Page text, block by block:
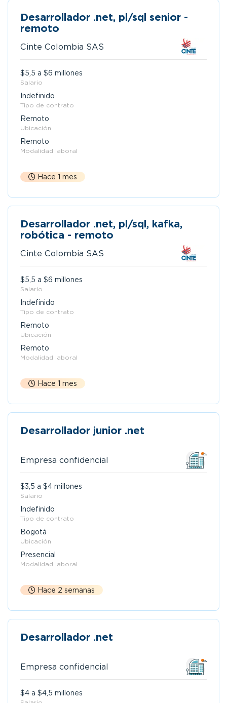
Desarrollador .net, pl/sql senior -
remoto
Cinte Colombia SAS
$5,5 a $6 millones
Salario
Indefinido
Tipo de contrato
Remoto
Ubicación
Remoto
Modalidad laboral
Hace 1 mes
Desarrollador .net, pl/sql, kafka,
robótica - remoto
Cinte Colombia SAS
$5,5 a $6 millones
Salario
Indefinido
Tipo de contrato
Remoto
Ubicación
Remoto
Modalidad laboral
Hace 1 mes
Desarrollador junior .net
Empresa confidencial
$3,5 a $4 millones
Salario
Indefinido
Tipo de contrato
Bogotá
Ubicación
Presencial
Modalidad laboral
Hace 2 semanas
Desarrollador .net
Empresa confidencial
$4 a $4,5 millones